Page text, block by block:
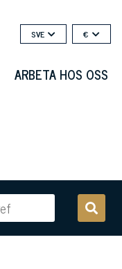
SVE €
ARBETA HOS OSS